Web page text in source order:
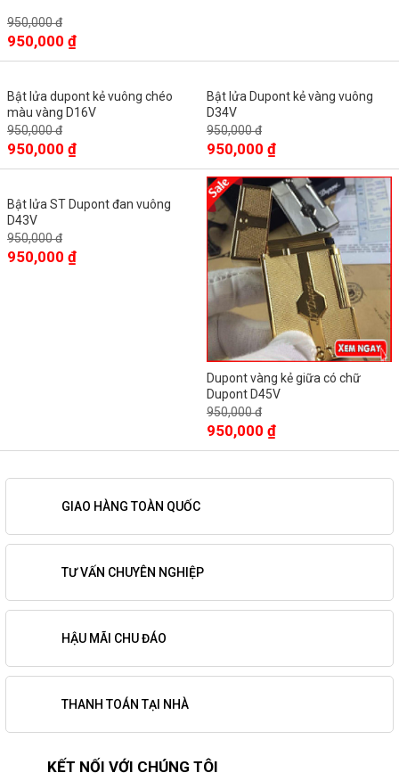
950,000 đ
950,000 ₫
Bật lửa dupont kẻ vuông chéo
màu vàng D16V
950,000 đ
950,000 ₫
Bật lửa Dupont kẻ vàng vuông
D34V
950,000 đ
950,000 ₫
Bật lửa ST Dupont đan vuông
D43V
950,000 đ
950,000 ₫
Dupont vàng kẻ giữa có chữ
Dupont D45V
950,000 đ
950,000 ₫
GIAO HÀNG TOÀN QUỐC
TƯ VẤN CHUYÊN NGHIỆP
HẬU MÃI CHU ĐÁO
THANH TOÁN TẠI NHÀ
KẾT NỐI VỚI CHÚNG TÔI